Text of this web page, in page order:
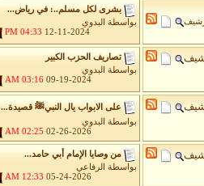
بشرى لكل مسلم..: في رياض...
بواسطة
البدوي
12-11-2024
04:33 PM
تصاريف الحزب الكبير
بواسطة
البدوي
09-19-2024
03:16 AM
على الابواب يال النبيﷺ قصيدة...
بواسطة
البدوي
02-26-2026
02:25 AM
من وصايا الإمام أبي حامد...
بواسطة
الرفاعي
05-24-2026
12:33 AM